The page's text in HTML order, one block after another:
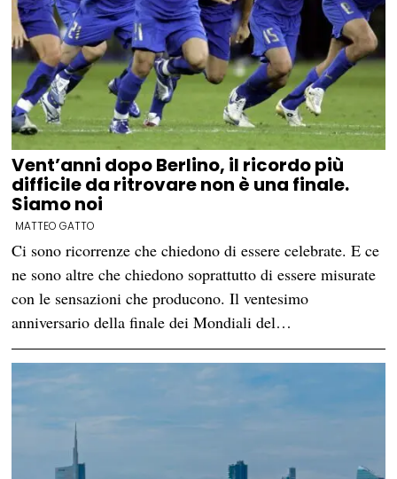
Vent’anni dopo Berlino, il ricordo più
difficile da ritrovare non è una finale.
Siamo noi
MATTEO GATTO
Ci sono ricorrenze che chiedono di essere celebrate. E ce
ne sono altre che chiedono soprattutto di essere misurate
con le sensazioni che producono. Il ventesimo
anniversario della finale dei Mondiali del…